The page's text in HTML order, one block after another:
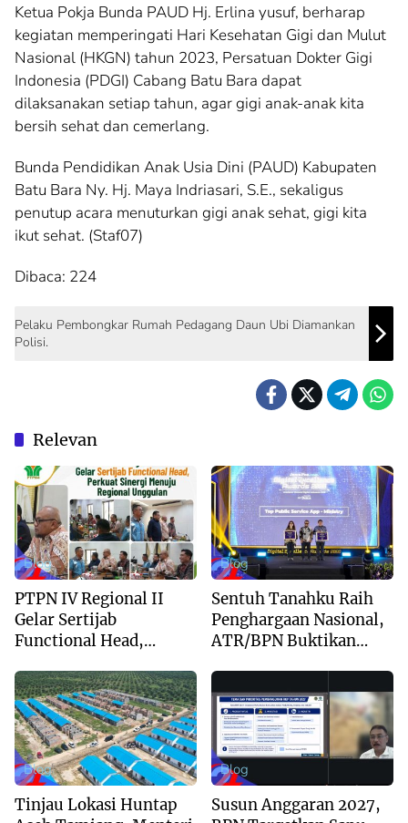
Ketua Pokja Bunda PAUD Hj. Erlina yusuf, berharap
kegiatan memperingati Hari Kesehatan Gigi dan Mulut
Nasional (HKGN) tahun 2023, Persatuan Dokter Gigi
Indonesia (PDGI) Cabang Batu Bara dapat
dilaksanakan setiap tahun, agar gigi anak-anak kita
bersih sehat dan cemerlang.
Bunda Pendidikan Anak Usia Dini (PAUD) Kabupaten
Batu Bara Ny. Hj. Maya Indriasari, S.E., sekaligus
penutup acara menuturkan gigi anak sehat, gigi kita
ikut sehat. (Staf07)
Dibaca: 224
Pelaku Pembongkar Rumah Pedagang Daun Ubi Diamankan
Polisi.
Relevan
Blog
PTPN IV Regional II
Gelar Sertijab
Functional Head,
Regional Unggulan
Blog
Sentuh Tanahku Raih
Penghargaan Nasional,
ATR/BPN Buktikan
Blog
Tinjau Lokasi Huntap
Blog
Susun Anggaran 2027,